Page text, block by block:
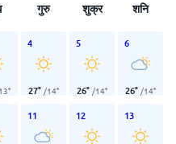
गुरु शुक्र शनि
13°
4
27° /14°
5
26° /14°
6
26° /14°
11 12 13